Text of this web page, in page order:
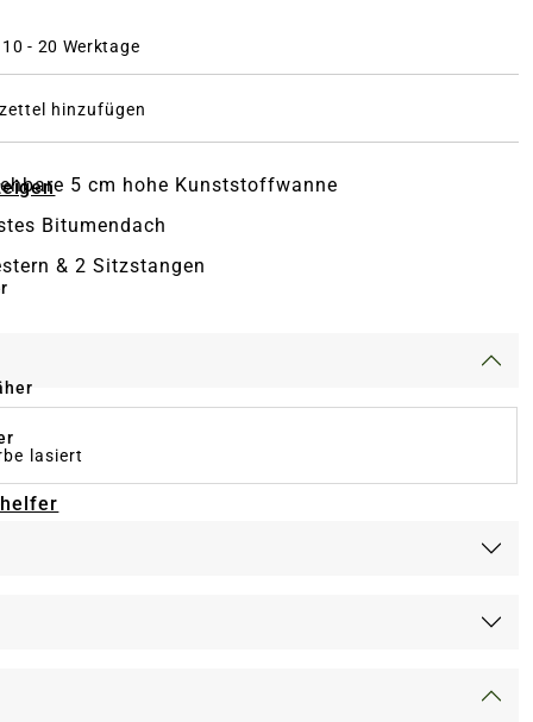
- 20 Werktage
hinzufügen
5 cm hohe Kunststoffwanne
Bitumendach
& 2 Sitzstangen
lasiert